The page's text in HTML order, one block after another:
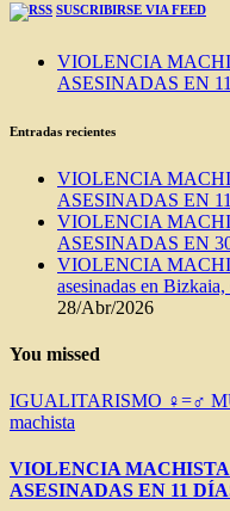
SUSCRIBIRSE VIA FEED
VIOLENCIA
ASESINADAS EN
Entradas recientes
VIOLENCIA
ASESINADAS EN
VIOLENCIA
ASESINADAS EN
VIOLENCIA
asesinadas en
28/Abr/2026
You missed
IGUALITARISMO ♀=♂
machista
VIOLENCIA MACHISTA
ASESINADAS EN 11